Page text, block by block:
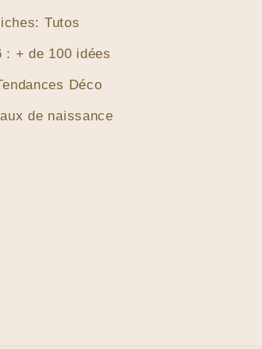
Tutos
: + de 100 idées
Déco
de naissance